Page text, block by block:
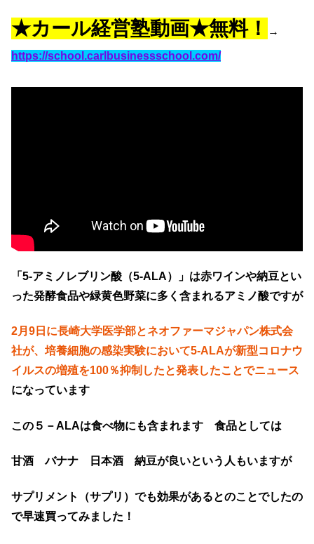
★カール経営塾動画★無料！ →
https://school.carlbusinessschool.com/
「5-アミノレブリン酸（5-ALA）」は赤ワインや納豆とい
った発酵食品や緑黄色野菜に多く含まれるアミノ酸ですが
2月9日に長崎大学医学部とネオファーマジャパン株式会
社が、培養細胞の感染実験において5-ALAが新型コロナウ
イルスの増殖を100％抑制したと発表したことでニュース
になっています
この５－ALAは食べ物にも含まれます 食品としては
甘酒 バナナ 日本酒 納豆が良いという人もいますが
サプリメント（サプリ）でも効果があるとのことでしたの
で早速買ってみました！